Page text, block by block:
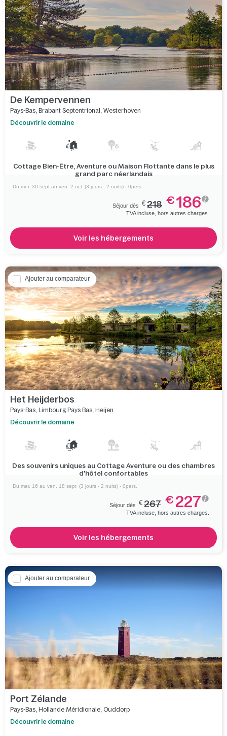
De Kempervennen
Pays-Bas, Brabant Septentrional, Westerhoven
Découvrir le domaine
Cottage Bien-Être, Aventure ou Maison Flottante dans le plus
grand parc néerlandais
Du mer. 30 sept au ven. 2 oct (3 jours - 2 nuits) - 0pers.
Séjour dès € 218 €186
TVA incluse, hors autres charges.
Voir les hébergements
Ajouter au comparateur
Het Heijderbos
Pays-Bas Limbourg Pays Bas Heijen
Découvrir le domaine
Des souvenirs uniques au Cottage Aventure ou des chambres
d'hôtel confortables
Du mer. 16 au ven. 18 sept (3 jours - 2 nuits) - 0pers.
Séjour dès € 267 € 227
TVA incluse, hors autres charges.
Voir les hébergements
Ajouter au comparateur
Port Zélande
Pays-Bas Hollande Méridionale Ouddorp
Découvrir le domaine